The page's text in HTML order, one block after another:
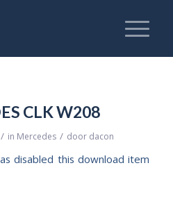
CLK W208
/ in Mercedes / door dacon
disabled this download item